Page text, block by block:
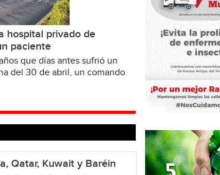
hospital privado de
paciente
que días antes sufrió un
del 30 de abril, un comando
Qatar, Kuwait y Baréin